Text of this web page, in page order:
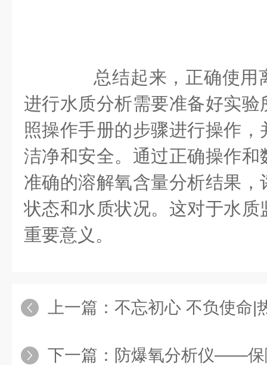
总结起来，正确使用
进行水质分析需要准备好实
照操作手册的步骤进行操作
洁净和安全。通过正确操作
准确的溶解氧含量分析结果
状态和水质状况。这对于水
重要意义。
上一篇： 不忘初心 不负使命|热烈庆
下一篇： 防爆氧分析仪——保障工